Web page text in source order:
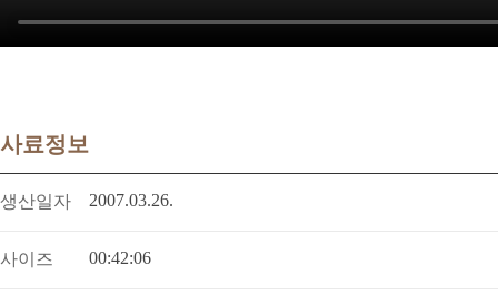
사료정보
생산일자 2007.03.26.
사이즈 00:42:06